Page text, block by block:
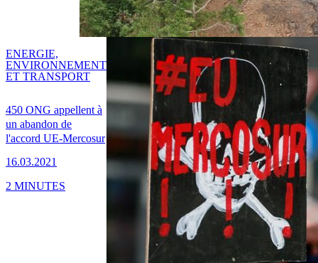
450 ONG appellent à
un abandon de
l'accord UE-Mercosur
16.03.2021
ENERGIE,
ENVIRONNEMENT
ET TRANSPORT
2 MINUTES